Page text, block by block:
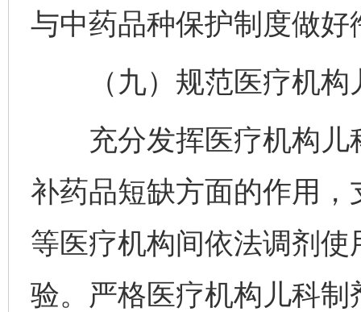
与中药品种保护制度做好
（九）规范医疗机构
充分发挥医疗机构儿
补药品短缺方面的作用
等医疗机构间依法调剂
验。严格医疗机构儿科